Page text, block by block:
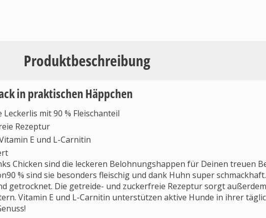
Produktbeschreibung
in praktischen Häppchen
mit 90 % Fleischanteil
Rezeptur
E und L-Carnitin
Chicken sind die leckeren Belohnungshappen für Deinen treuen
% sind sie besonders fleischig und dank Huhn super
getrocknet. Die getreide- und zuckerfreie Rezeptur sorgt
Vitamin E und L-Carnitin unterstützen aktive Hunde in ihrer